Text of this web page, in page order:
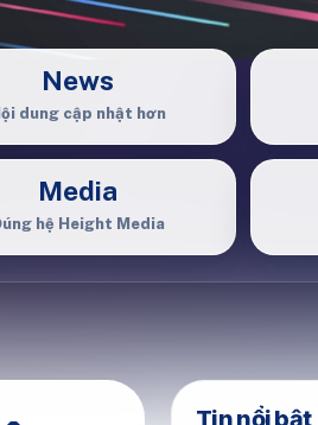
News
dung cập nhật hơn
Media
hệ Height Media
Tin nổi bật